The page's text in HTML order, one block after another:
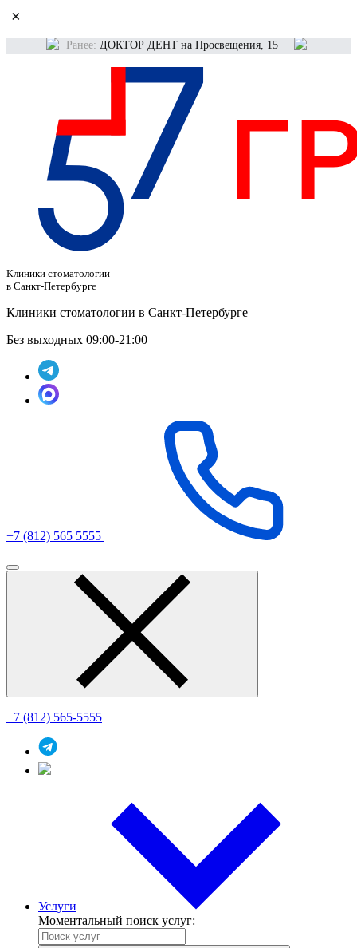
×
Ранее: ДОКТОР ДЕНТ на Просвещения, 15
Клиники стоматологии
в Санкт-Петербурге
Клиники стоматологии в Санкт-Петербурге
Без выходных 09:00-21:00
+7 (812) 565 5555
+7 (812) 565-5555
Услуги
Моментальный поиск услуг: